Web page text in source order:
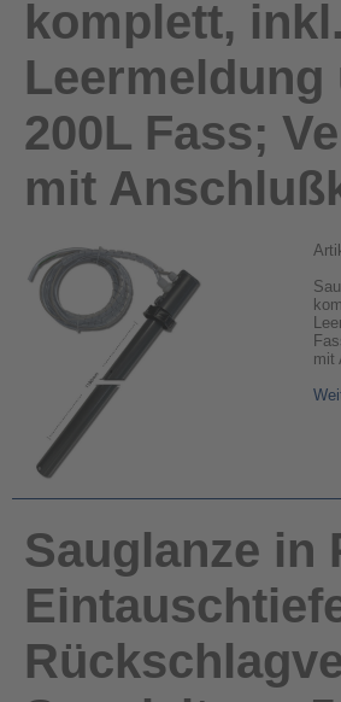
komplett,
200L Fass;
mit
mit
Sauglanze in